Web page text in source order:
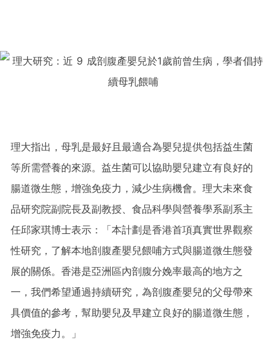
理大指出，母乳是最好且最適合為嬰兒提供包括益生菌
等所需營養的來源。益生菌可以協助嬰兒建立有良好的
腸道微生態，增強免疫力，減少生病機會。理大未來食
品研究院副院長及副教授、食品科學與營養學系副系主
任邱家琪博士表示：「本計劃是香港首項真實世界觀察
性研究，了解本地剖腹產嬰兒餵哺方式與腸道微生態發
展的關係。香港是亞洲區內剖腹分娩率最高的地方之
一，我們希望通過持續研究，為剖腹產嬰兒的父母帶來
具價值的參考，幫助嬰兒及早建立良好的腸道微生態，
增強免疫力。」